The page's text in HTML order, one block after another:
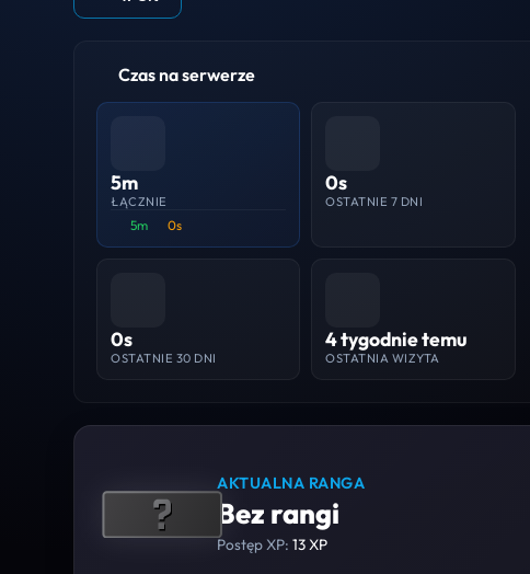
Czas na serwerze
5m
ŁĄCZNIE
5m 0s
0s
OSTATNIE 7 DNI
0s
OSTATNIE 30 DNI
4 tygodnie temu
OSTATNIA WIZYTA
AKTUALNA RANGA
Bez rangi
Postęp XP:13 XP